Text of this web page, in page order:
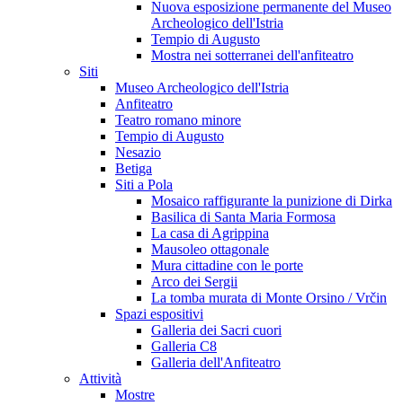
Nuova esposizione permanente del Museo
Archeologico dell'Istria
Tempio di Augusto
Mostra nei sotterranei dell'anfiteatro
Siti
Museo Archeologico dell'Istria
Anfiteatro
Teatro romano minore
Tempio di Augusto
Nesazio
Betiga
Siti a Pola
Mosaico raffigurante la punizione di Dirka
Basilica di Santa Maria Formosa
La casa di Agrippina
Mausoleo ottagonale
Mura cittadine con le porte
Arco dei Sergii
La tomba murata di Monte Orsino / Vrčin
Spazi espositivi
Galleria dei Sacri cuori
Galleria C8
Galleria dell'Anfiteatro
Attività
Mostre